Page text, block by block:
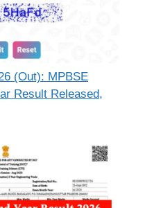
(Out): MPBSE
Result Released,